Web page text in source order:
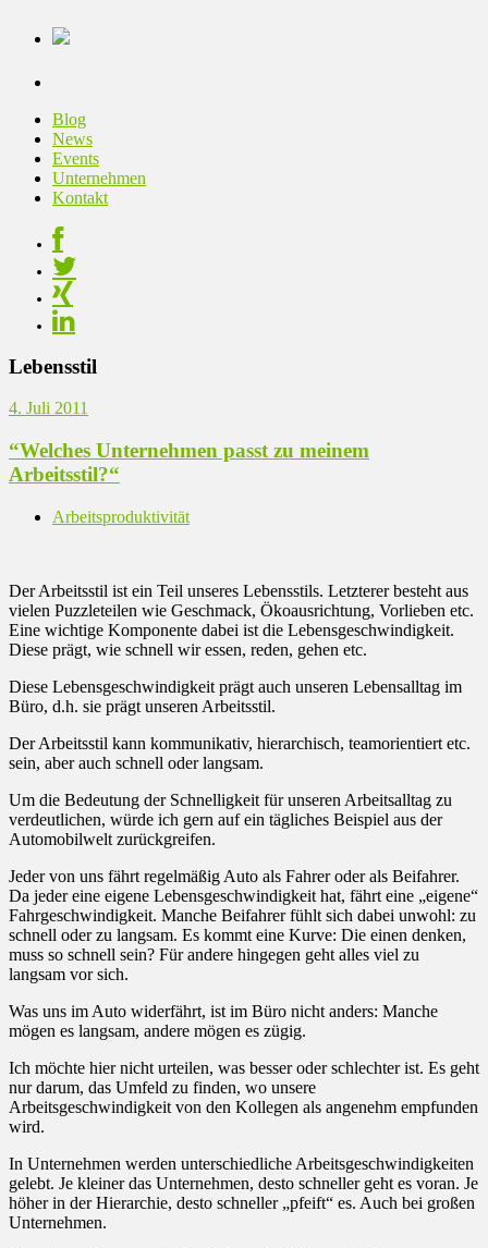
Blog
News
Events
Unternehmen
Kontakt
Lebensstil
4. Juli 2011
“Welches Unternehmen passt zu meinem
Arbeitsstil?“
Arbeitsproduktivität
Der Arbeitsstil ist ein Teil unseres Lebensstils. Letzterer besteht aus
vielen Puzzleteilen wie Geschmack, Ökoausrichtung, Vorlieben etc.
Eine wichtige Komponente dabei ist die Lebensgeschwindigkeit.
Diese prägt, wie schnell wir essen, reden, gehen etc.
Diese Lebensgeschwindigkeit prägt auch unseren Lebensalltag im
Büro, d.h. sie prägt unseren Arbeitsstil.
Der Arbeitsstil kann kommunikativ, hierarchisch, teamorientiert etc.
sein, aber auch schnell oder langsam.
Um die Bedeutung der Schnelligkeit für unseren Arbeitsalltag zu
verdeutlichen, würde ich gern auf ein tägliches Beispiel aus der
Automobilwelt zurückgreifen.
Jeder von uns fährt regelmäßig Auto als Fahrer oder als Beifahrer.
Da jeder eine eigene Lebensgeschwindigkeit hat, fährt eine „eigene“
Fahrgeschwindigkeit. Manche Beifahrer fühlt sich dabei unwohl: zu
schnell oder zu langsam. Es kommt eine Kurve: Die einen denken,
muss so schnell sein? Für andere hingegen geht alles viel zu
langsam vor sich.
Was uns im Auto widerfährt, ist im Büro nicht anders: Manche
mögen es langsam, andere mögen es zügig.
Ich möchte hier nicht urteilen, was besser oder schlechter ist. Es geht
nur darum, das Umfeld zu finden, wo unsere
Arbeitsgeschwindigkeit von den Kollegen als angenehm empfunden
wird.
In Unternehmen werden unterschiedliche Arbeitsgeschwindigkeiten
gelebt. Je kleiner das Unternehmen, desto schneller geht es voran. Je
höher in der Hierarchie, desto schneller „pfeift“ es. Auch bei großen
Unternehmen.